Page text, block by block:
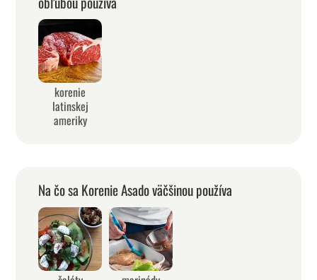
korenie
latinskej
ameriky
Na čo sa Korenie Asado väčšinou používa